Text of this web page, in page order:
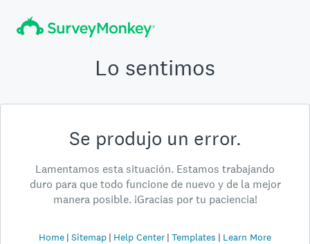
Lo sentimos
Se produjo un error.
Lamentamos esta situación. Estamos trabajando
duro para que todo funcione de nuevo y de la mejor
manera posible. ¡Gracias por tu paciencia!
Home Sitemap Help Center Templates Learn More